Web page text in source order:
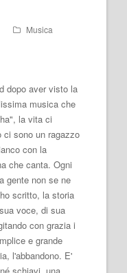
Musica
dopo aver visto la
musica che
la vita ci
ci sono un ragazzo
con la
che canta. Ogni
gente non se ne
scritto, la storia
voce, di sua
con grazia i
e grande
l'abbandono. E'